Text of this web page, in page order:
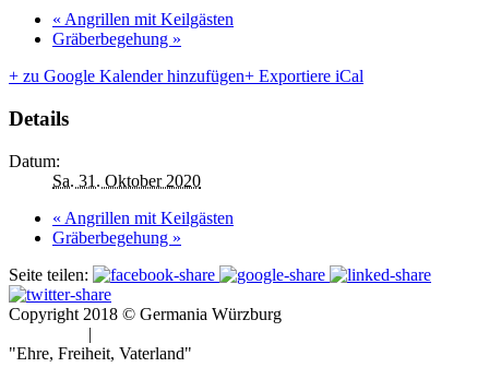
« Angrillen mit Keilgästen
Gräberbegehung »
+ zu Google Kalender hinzufügen+ Exportiere iCal
Details
Datum:
Sa. 31. Oktober 2020
« Angrillen mit Keilgästen
Gräberbegehung »
Seite teilen:
Copyright 2018 © Germania Würzburg
|
"Ehre, Freiheit, Vaterland"